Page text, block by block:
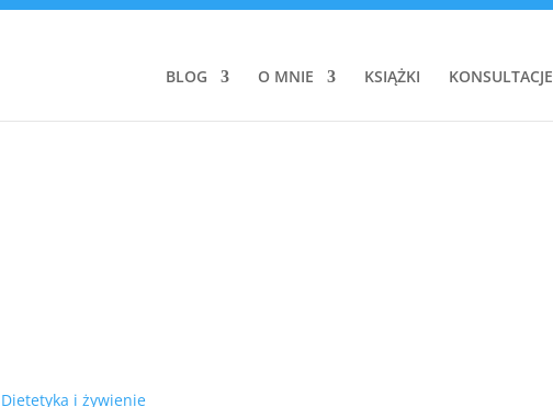
BLOG O MNIE KSIĄŻKI KONSULTACJE
Dietetyka i żywienie